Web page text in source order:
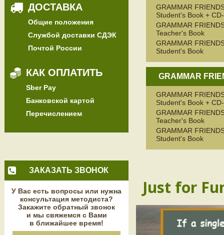
ДОСТАВКА
Общие положения
Службой доставки СДЭК
Почтой России
КАК ОПЛАТИТЬ
Sber Pay
Банковской картой
Перечислением
ЗАКАЗАТЬ ЗВОНОК
У Вас есть вопросы или нужна
консультация методиста?
Закажите обратный звонок
и мы свяжемся с Вами
в ближайшее время!
GRAMMAR
Student's Book +
GRAMMAR
Teacher's Book
GRAMMAR
Student's Book
GRAMMAR
GRAMMAR
Student's Book +
GRAMMAR
Teacher's Book
GRAMMAR
Student's Book
Just for